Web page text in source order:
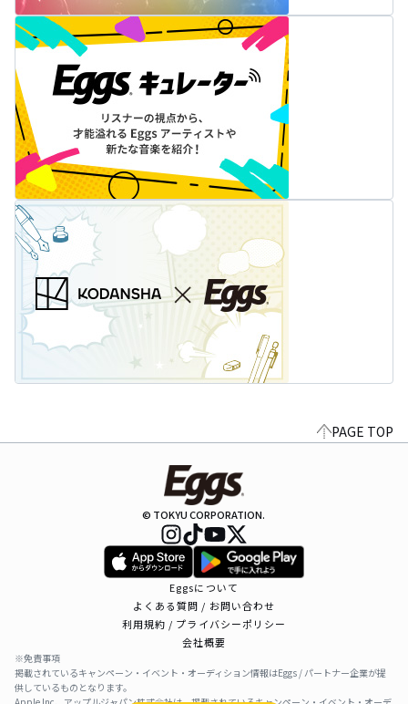
PAGE TOP
© TOKYU CORPORATION.
Eggsについて
よくある質問 / お問い合わせ
利用規約 / プライバシーポリシー
会社概要
※免責事項
掲載されているキャンペーン・イベント・オーディション情報はEggs / パートナー企業が提
供しているものとなります。